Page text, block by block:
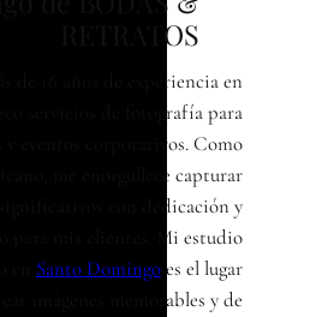
RETRATOS
de 16 años de experiencia en
servicios de fotografía para
y eventos corporativos. Como
me enorgullece capturar
significativos con dedicación y
para mis clientes. Mi estudio
Santo Domingoes el lugar
imágenes memorables y de